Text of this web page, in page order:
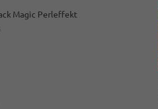
Magic Perleffekt